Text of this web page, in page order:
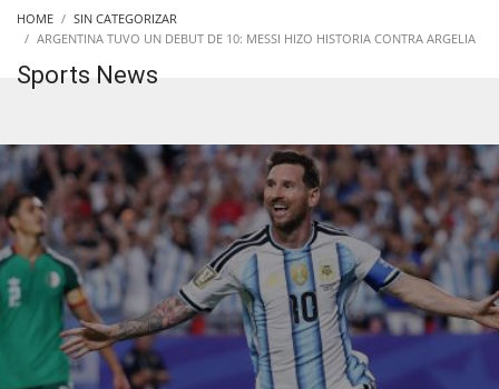
HOME
SIN CATEGORIZAR
ARGENTINA TUVO UN DEBUT DE 10: MESSI HIZO HISTORIA CONTRA ARGELIA
Sports News